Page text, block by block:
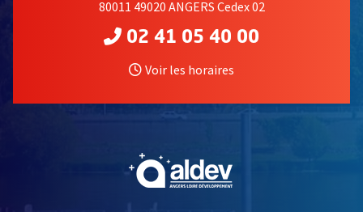
80011 49020 ANGERS Cedex 02
02 41 05 40 00
Voir les horaires